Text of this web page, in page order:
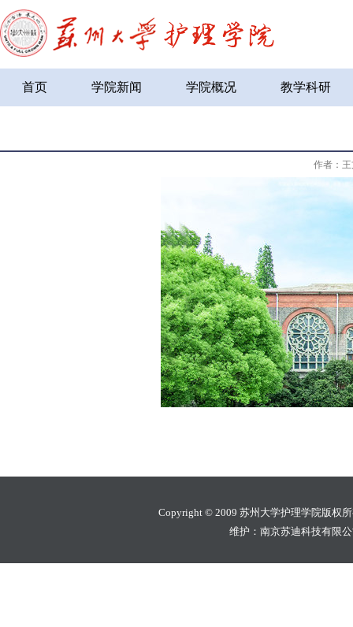
首页 学院新闻 学院概况 教学科研
作者：
Copyright © 2009 苏州大学护理学院版权
维护：南京苏迪科技有限